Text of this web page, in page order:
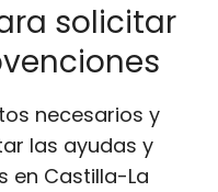
solicitar
necesarios y
las ayudas y
en Castilla-La